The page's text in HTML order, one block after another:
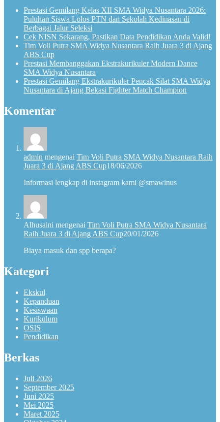
Prestasi Gemilang Kelas XII SMA Widya Nusantara 2026:
Puluhan Siswa Lolos PTN dan Sekolah Kedinasan di
Berbagai Jalur Seleksi
Cek NISN Sekarang, Pastikan Data Pendidikan Anda Valid!
Tim Voli Putra SMA Widya Nusantara Raih Juara 3 di Ajang
ABS Cup
Prestasi Membanggakan Ekstrakurikuler Modern Dance
SMA Widya Nusantara
Prestasi Gemilang Ekstrakurikuler Pencak Silat SMA Widya
Nusantara di Ajang Bekasi Fighter Match Champion
Komentar
admin mengenai Tim Voli Putra SMA Widya Nusantara Raih
Juara 3 di Ajang ABS Cup18/06/2026
Informasi lengkap di instagram kami @smawinus
Alhusaini mengenai Tim Voli Putra SMA Widya Nusantara
Raih Juara 3 di Ajang ABS Cup20/01/2026
Biaya masuk dan spp berapa?
Kategori
Ekskul
Kepanduan
Kesiswaan
Kurikulum
OSIS
Pendidikan
Berkas
Juli 2026
September 2025
Juni 2025
Mei 2025
Maret 2025